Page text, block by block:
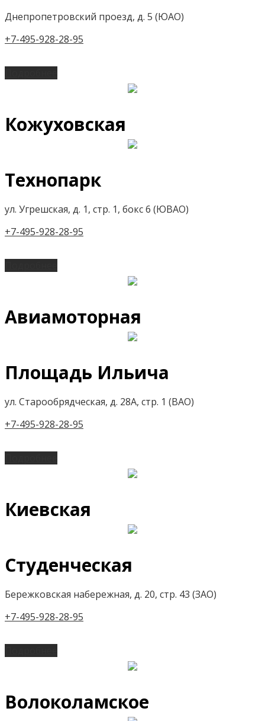
Днепропетровский проезд, д. 5 (ЮАО)
+7-495-928-28-95
Кожуховская
Технопарк
ул. Угрешская, д. 1, стр. 1, бокс 6 (ЮВАО)
+7-495-928-28-95
Авиамоторная
Площадь Ильича
ул. Старообрядческая, д. 28А, стр. 1 (ВАО)
+7-495-928-28-95
Киевская
Студенческая
Бережковская набережная, д. 20, стр. 43 (ЗАО)
+7-495-928-28-95
Волоколамское